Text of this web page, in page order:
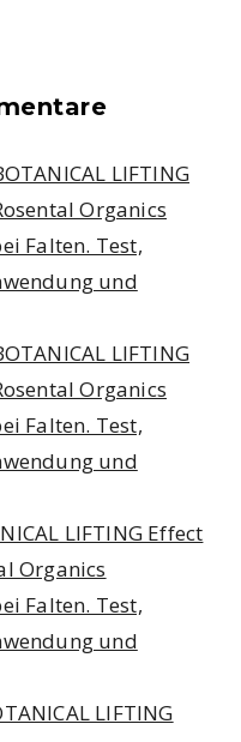
LIFTING
Organics
Falten. Test,
und
LIFTING
Organics
Falten. Test,
und
LIFTING Effect
Organics
Falten. Test,
und
LIFTING